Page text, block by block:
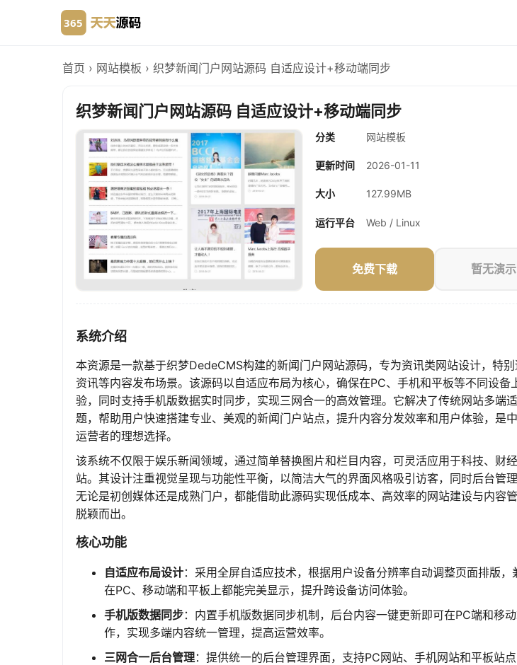
首页 › 网站模板 › 织梦新闻门户网站源码 自适应设计+移动端同步
织梦新闻门户网站源码 自适应设计+移动端同步
分类 网站模板
更新时间 2026-01-11
大小 127.99MB
运行平台 Web / Linux
免费下载 暂无演示
系统介绍
本资源是一款基于织梦DedeCMS构建的新闻门户网站源码，专为资讯类网站设计，特
资讯等内容发布场景。该源码以自适应布局为核心，确保在PC、手机和平板等不同设备
验，同时支持手机版数据实时同步，实现三网合一的高效管理。它解决了传统网站多端
题，帮助用户快速搭建专业、美观的新闻门户站点，提升内容分发效率和用户体验，是
运营者的理想选择。
该系统不仅限于娱乐新闻领域，通过简单替换图片和栏目内容，可灵活应用于科技、财
站。其设计注重视觉呈现与功能性平衡，以简洁大气的界面风格吸引访客，同时后台管
无论是初创媒体还是成熟门户，都能借助此源码实现低成本、高效率的网站建设与内容
脱颖而出。
核心功能
自适应布局设计：采用全屏自适应技术，根据用户设备分辨率自动调整页面排版
在PC、移动端和平板上都能完美显示，提升跨设备访问体验。
手机版数据同步：内置手机版数据同步机制，后台内容一键更新即可在PC端和移
作，实现多端内容统一管理，提高运营效率。
三网合一后台管理：提供统一的后台管理界面，支持PC网站、手机网站和平板站